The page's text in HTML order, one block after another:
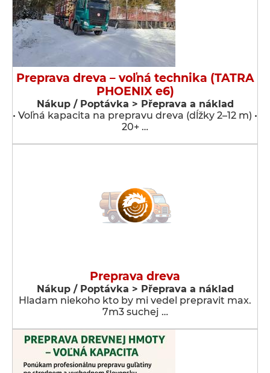
Preprava dreva – voľná technika (TATRA
PHOENIX e6)
Nákup / Poptávka > Přeprava a náklad
• Voľná kapacita na prepravu dreva (dĺžky 2–12 m) •
20+ …
Preprava dreva
Nákup / Poptávka > Přeprava a náklad
Hladam niekoho kto by mi vedel prepravit max.
7m3 suchej …